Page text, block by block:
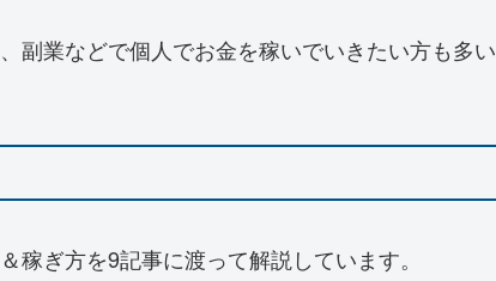
副業などで個人でお金を稼いでいきたい方も多い
ぎ方を9記事に渡って解説しています。